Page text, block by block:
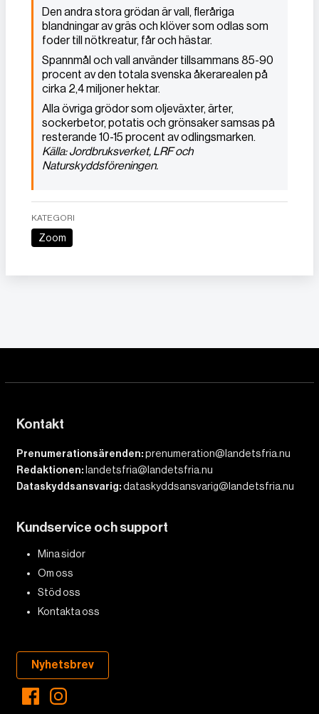
Den andra stora grödan är vall, fleråriga
blandningar av gräs och klöver som odlas som
foder till nötkreatur, får och hästar.
Spannmål och vall använder tillsammans 85-90
procent av den totala svenska åkerarealen på
cirka 2,4 miljoner hektar.
Alla övriga grödor som oljeväxter, ärter,
sockerbetor, potatis och grönsaker samsas på
resterande 10-15 procent av odlingsmarken.
Källa: Jordbruksverket, LRF och
Naturskyddsföreningen.
KATEGORI
Zoom
Kontakt
Prenumerationsärenden:prenumeration@landetsfria.nu
Redaktionen: landetsfria@landetsfria.nu
Dataskyddsansvarig:dataskyddsansvarig@landetsfria.nu
Kundservice och support
Mina sidor
Om oss
Stöd oss
Kontakta oss
Nyhetsbrev